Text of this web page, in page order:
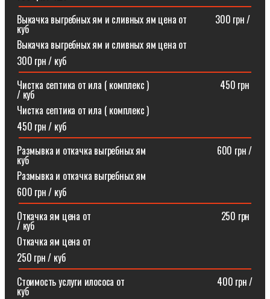
Выкачка выгребных ям и сливных ям цена от⠀⠀⠀⠀300 грн /
куб
Выкачка выгребных ям и сливных ям цена от
300 грн / куб
Чистка септика от ила ( комплекс )⠀⠀⠀⠀⠀⠀⠀⠀⠀⠀450 грн
/ куб
Чистка септика от ила ( комплекс )
450 грн / куб
Размывка и откачка выгребных ям⠀⠀⠀⠀⠀⠀⠀⠀⠀⠀600 грн /
куб
Размывка и откачка выгребных ям
600 грн / куб
Откачка ям цена от ⠀⠀⠀⠀⠀⠀⠀⠀⠀⠀⠀⠀⠀⠀⠀⠀⠀⠀250 грн
/ куб
Откачка ям цена от
250 грн / куб
Стоимость услуги илососа от⠀⠀⠀⠀⠀⠀⠀⠀⠀⠀⠀⠀⠀400 грн /
куб